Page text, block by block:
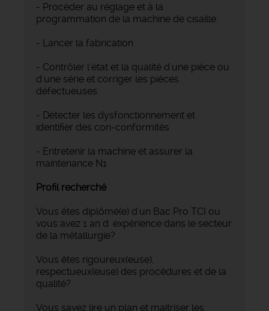
- Procéder au réglage et à la
programmation de la machine de cisaille
- Lancer la fabrication
- Contrôler l'état et la qualité d'une pièce ou
d'une série et corriger les pièces
défectueuses
- Détecter les dysfonctionnement et
identifier des con-conformités
- Entretenir la machine et assurer la
maintenance N1
Profil recherché
Vous êtes diplômé(e) d'un Bac Pro TCI ou
vous avez 1 an d 'expérience dans le secteur
de la métallurgie?
Vous êtes rigoureux(euse),
respectueux(euse) des procédures et de la
qualité?
Vous savez lire un plan et maitriser les